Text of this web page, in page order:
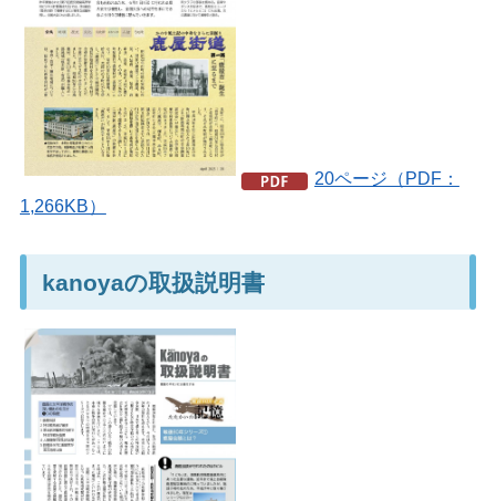
20ページ（PDF：
1,266KB）
kanoyaの取扱説明書